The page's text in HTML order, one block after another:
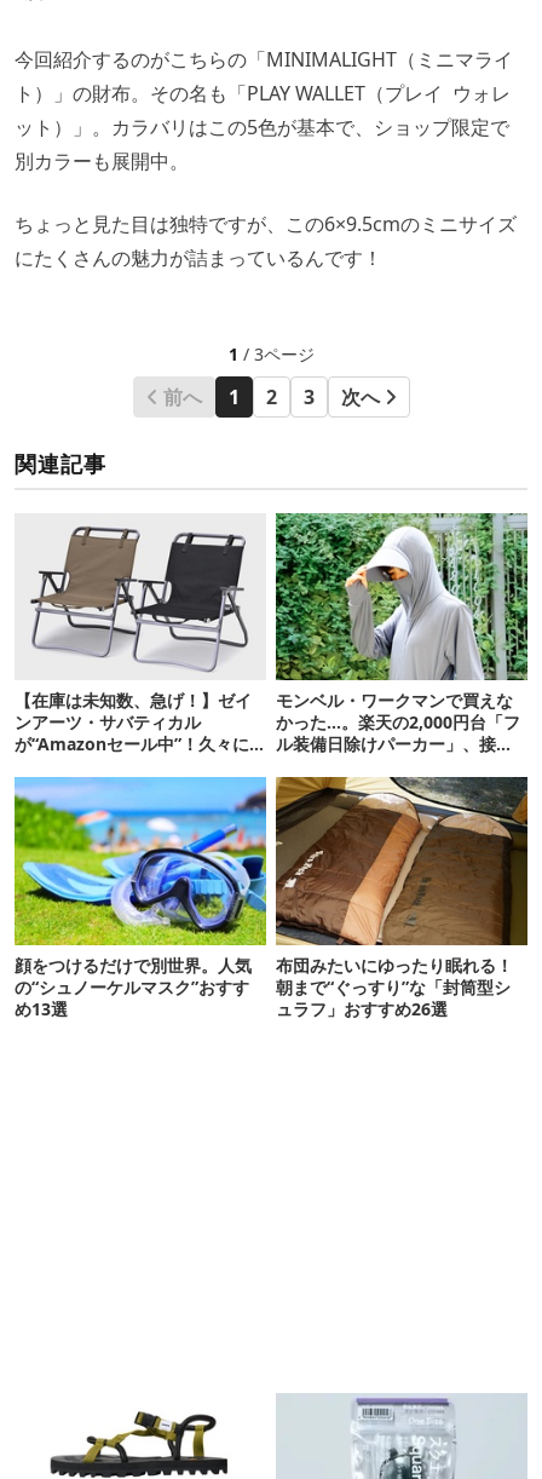
今回紹介するのがこちらの「MINIMALIGHT（ミニマライ
ト）」の財布。その名も「PLAY WALLET（プレイ ウォレ
ット）」。カラバリはこの5色が基本で、ショップ限定で
別カラーも展開中。
ちょっと見た目は独特ですが、この6×9.5cmのミニサイズ
にたくさんの魅力が詰まっているんです！
1 / 3ページ
前へ 1 2 3 次へ
関連記事
【在庫は未知数、急げ！】ゼイ
ンアーツ・サバティカル
が“Amazonセール中”！久々に
モンベル・ワークマンで買えな
かった…。楽天の2,000円台「フ
ル装備日除けパーカー」、接触
顔をつけるだけで別世界。人気
の“シュノーケルマスク”おすす
め13選
布団みたいにゆったり眠れる！
朝まで“ぐっすり”な「封筒型シ
ュラフ」おすすめ26選